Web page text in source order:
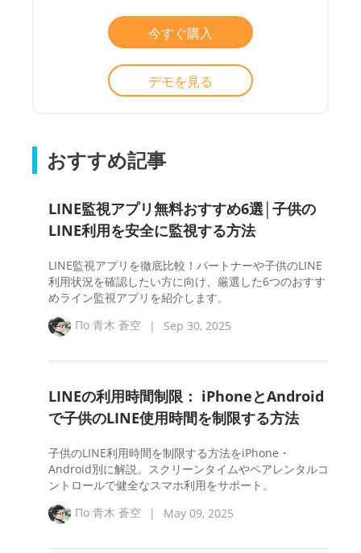
今すぐ購入
デモを見る
おすすめ記事
LINE監視アプリ無料おすすめ6選│子供の
LINE利用を安全に監視する方法
LINE監視アプリを徹底比較！パートナーや子供のLINE
利用状況を確認したい方に向け、厳選した6つのおすす
めライン監視アプリを紹介します。
По 青木 蒼空 | Sep 30, 2025
LINEの利用時間制限： iPhoneとAndroid
で子供のLINE使用時間を制限する方法
子供のLINE利用時間を制限する方法をiPhone・
Android別に解説。スクリーンタイムやペアレンタルコ
ントロールで健全なスマホ利用をサポート。
По 青木 蒼空 | May 09, 2025